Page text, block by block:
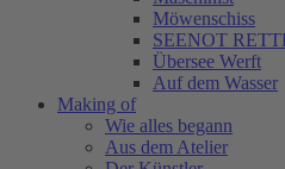
Möwenschiss
SEENOT
Übersee Werft
Auf dem Wasser
Making of
Wie alles begann
Aus dem Atelier